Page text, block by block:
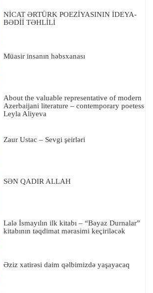
NİCAT ƏRTÜRK POEZİYASININ İDEYA-
BƏDİİ TƏHLİLİ
Müasir insanın həbsxanası
About the valuable representative of modern
Azerbaijani literature – contemporary poetess
Leyla Aliyeva
Zaur Ustac – Sevgi şeirləri
SƏN QADIR ALLAH
Lalə İsmayılın ilk kitabı – “Bəyaz Durnalar”
kitabının təqdimat mərasimi keçiriləcək
Əziz xatirəsi daim qəlbimizdə yaşayacaq